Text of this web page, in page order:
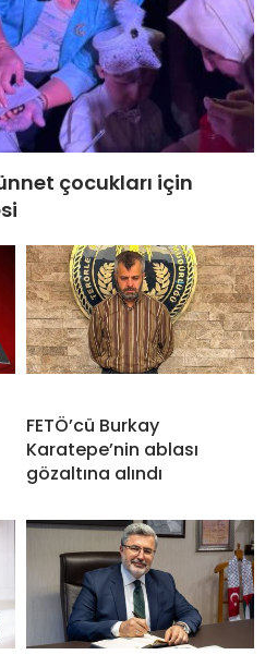
çocukları için
FETÖ’cü Burkay
Karatepe’nin ablası
gözaltına alındı